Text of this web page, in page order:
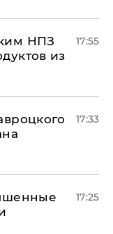
НПЗ
из
17:55
17:33
17:25